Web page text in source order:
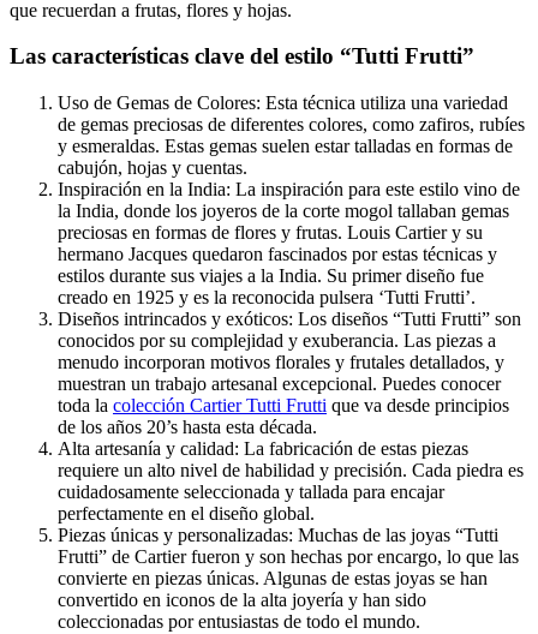
que recuerdan a frutas, flores y hojas.
Las características clave del estilo “Tutti Frutti”
Uso de Gemas de Colores: Esta técnica utiliza una variedad
de gemas preciosas de diferentes colores, como zafiros, rubíes
y esmeraldas. Estas gemas suelen estar talladas en formas de
cabujón, hojas y cuentas.
Inspiración en la India: La inspiración para este estilo vino de
la India, donde los joyeros de la corte mogol tallaban gemas
preciosas en formas de flores y frutas. Louis Cartier y su
hermano Jacques quedaron fascinados por estas técnicas y
estilos durante sus viajes a la India. Su primer diseño fue
creado en 1925 y es la reconocida pulsera ‘Tutti Frutti’.
Diseños intrincados y exóticos: Los diseños “Tutti Frutti” son
conocidos por su complejidad y exuberancia. Las piezas a
menudo incorporan motivos florales y frutales detallados, y
muestran un trabajo artesanal excepcional. Puedes conocer
toda la colección Cartier Tutti Frutti que va desde principios
de los años 20’s hasta esta década.
Alta artesanía y calidad: La fabricación de estas piezas
requiere un alto nivel de habilidad y precisión. Cada piedra es
cuidadosamente seleccionada y tallada para encajar
perfectamente en el diseño global.
Piezas únicas y personalizadas: Muchas de las joyas “Tutti
Frutti” de Cartier fueron y son hechas por encargo, lo que las
convierte en piezas únicas. Algunas de estas joyas se han
convertido en iconos de la alta joyería y han sido
coleccionadas por entusiastas de todo el mundo.